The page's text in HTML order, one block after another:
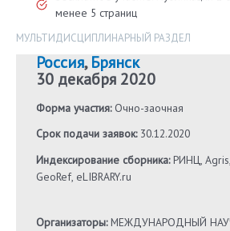
менее 5 страниц
МУЛЬТИДИСЦИПЛИНАРНЫЙ РАЗДЕЛ
Россия,Брянск
30 декабря 2020
Форма участия:Очно-заочная
Срок подачи заявок:30.12.2020
Индексирование сборника:РИНЦ,
GeoRef, eLIBRARY.ru
Организаторы:МЕЖДУНАРОДНЫЙ